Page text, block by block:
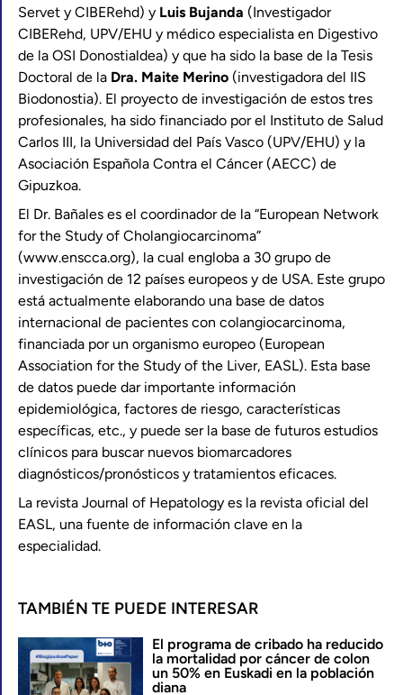
Servet y CIBERehd) y Luis Bujanda (Investigador
CIBERehd, UPV/EHU y médico especialista en Digestivo
de la OSI Donostialdea) y que ha sido la base de la Tesis
Doctoral de la Dra. Maite Merino (investigadora del IIS
Biodonostia). El proyecto de investigación de estos tres
profesionales, ha sido financiado por el Instituto de Salud
Carlos III, la Universidad del País Vasco (UPV/EHU) y la
Asociación Española Contra el Cáncer (AECC) de
Gipuzkoa.
El Dr. Bañales es el coordinador de la “European Network
for the Study of Cholangiocarcinoma”
(www.enscca.org), la cual engloba a 30 grupo de
investigación de 12 países europeos y de USA. Este grupo
está actualmente elaborando una base de datos
internacional de pacientes con colangiocarcinoma,
financiada por un organismo europeo (European
Association for the Study of the Liver, EASL). Esta base
de datos puede dar importante información
epidemiológica, factores de riesgo, características
específicas, etc., y puede ser la base de futuros estudios
clínicos para buscar nuevos biomarcadores
diagnósticos/pronósticos y tratamientos eficaces.
La revista Journal of Hepatology es la revista oficial del
EASL, una fuente de información clave en la
especialidad.
TAMBIÉN TE PUEDE INTERESAR
El programa de cribado ha reducido
la mortalidad por cáncer de colon
un 50% en Euskadi en la población
diana